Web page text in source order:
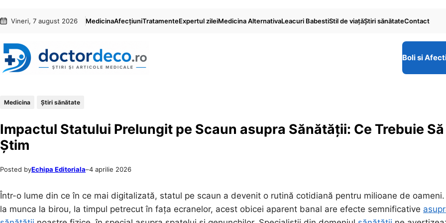
conținut
content
Vineri, 7 august 2026 MedicinaAfecțiuniTratamenteExpertul zileiMedicina AlternativaLeacuri BabestiStil de viaţăŞtiri sănătateContact
Boli si
Medicina Ştiri sănătate
Impactul Statului Prelungit pe Scaun asupra Sănătății: Ce Trebuie Să
Știm
Posted byEchipa Editoriala–4 aprilie 2026
Într-o lume din ce în ce mai digitalizată, statul pe scaun a devenit o rutină cotidiană pentru milioane de oameni.
la munca la birou, la timpul petrecut în fața ecranelor, acest obicei aparent banal are efecte semnificative